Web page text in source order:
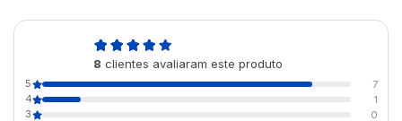
8 clientes avaliaram este produto
5
7
4
1
3
0